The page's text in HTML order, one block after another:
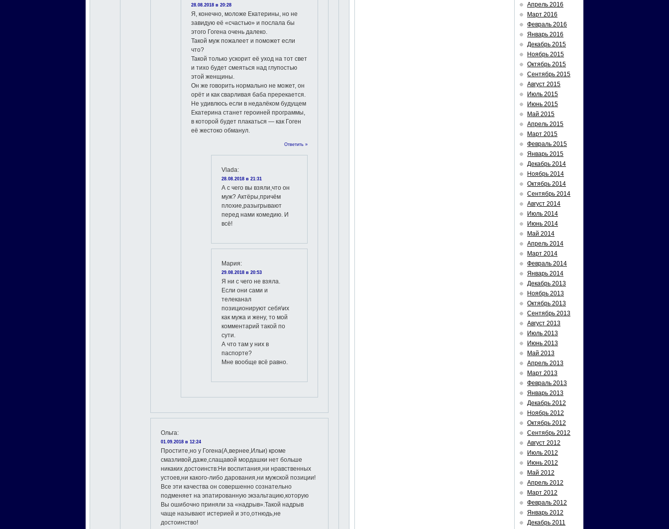
28.08.2018 в 20:28
Я, конечно, моложе Екатерины, но не
завидую её «счастью» и послала бы
этого Гогена очень далеко.
Такой муж пожалеет и поможет если
что?
Такой только ускорит её уход на тот свет
и тихо будет смеяться над глупостью
этой женщины.
Он же говорить нормально не может, он
орёт и как сварливая баба пререкается.
Не удивлюсь если в недалёком будущем
Екатерина станет героиней программы,
в которой будет плакаться — как Гоген
её жестоко обманул.
Ответить »
Vlada:
28.08.2018 в 21:31
А с чего вы взяли,что он
муж? Актёры,причём
плохие,разыгрывают
перед нами комедию. И
всё!
Мария:
29.08.2018 в 20:53
Я ни с чего не взяла.
Если они сами и
телеканал
позиционируют себя\их
как мужа и жену, то мой
комментарий такой по
сути.
А что там у них в
паспорте?
Мне вообще всё равно.
Ольга:
01.09.2018 в 12:24
Простите,но у Гогена(А,вернее,Ильи) кроме
смазливой,даже,слащавой мордашки нет больше
никаких достоинств:Ни воспитания,ни нравственных
устоев,ни какого-либо дарования,ни мужской позиции!
Все эти качества он совершенно сознательно
подменяет на эпатированную экзальтацию,которую
Вы ошибочно приняли за «надрыв».Такой надрыв
чаще называют истерией и это,отнюдь,не
достоинство!
Апрель 2016
Март 2016
Февраль 2016
Январь 2016
Декабрь 2015
Ноябрь 2015
Октябрь 2015
Сентябрь 2015
Август 2015
Июль 2015
Июнь 2015
Май 2015
Апрель 2015
Март 2015
Февраль 2015
Январь 2015
Декабрь 2014
Ноябрь 2014
Октябрь 2014
Сентябрь 2014
Август 2014
Июль 2014
Июнь 2014
Май 2014
Апрель 2014
Март 2014
Февраль 2014
Январь 2014
Декабрь 2013
Ноябрь 2013
Октябрь 2013
Сентябрь 2013
Август 2013
Июль 2013
Июнь 2013
Май 2013
Апрель 2013
Март 2013
Февраль 2013
Январь 2013
Декабрь 2012
Ноябрь 2012
Октябрь 2012
Сентябрь 2012
Август 2012
Июль 2012
Июнь 2012
Май 2012
Апрель 2012
Март 2012
Февраль 2012
Январь 2012
Декабрь 2011